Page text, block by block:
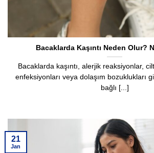
Bacaklarda Kaşıntı Neden Olur?
Bacaklarda kaşıntı, alerjik reaksiyonlar,
enfeksiyonları veya dolaşım bozuklukları
bağlı [...]
21
Jan